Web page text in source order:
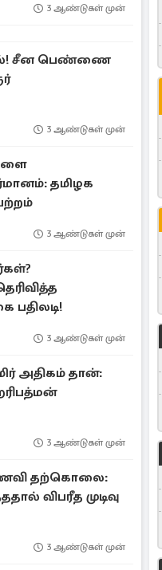
3 ஆண்டுகள் முன்
சீன பெண்ணை
3 ஆண்டுகள் முன்
தமிழக
3 ஆண்டுகள் முன்
பதிலடி!
3 ஆண்டுகள் முன்
அதிகம் தான்:
3 ஆண்டுகள் முன்
தற்கொலை:
விபரீத முடிவு
3 ஆண்டுகள் முன்